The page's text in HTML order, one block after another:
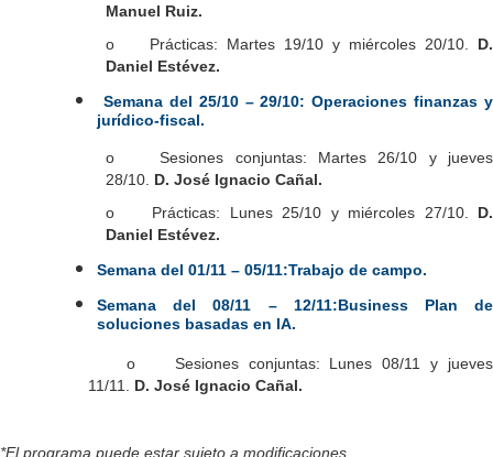
Manuel Ruiz.
o Prácticas: Martes 19/10 y miércoles 20/10. D.
Daniel Estévez.
Semana del 25/10 – 29/10: Operaciones finanzas y
jurídico-fiscal.
o Sesiones conjuntas: Martes 26/10 y jueves
28/10. D. José Ignacio Cañal.
o Prácticas: Lunes 25/10 y miércoles 27/10. D.
Daniel Estévez.
Semana del 01/11 – 05/11:Trabajo de campo.
Semana del 08/11 – 12/11:Business Plan de
soluciones basadas en IA.
​o
Sesiones conjuntas: Lunes 08/11 y jueves
11/11. D. José Ignacio Cañal.
*El programa puede estar sujeto a modificaciones